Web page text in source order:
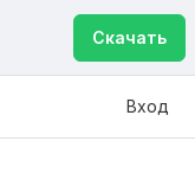
Скачать
Вход